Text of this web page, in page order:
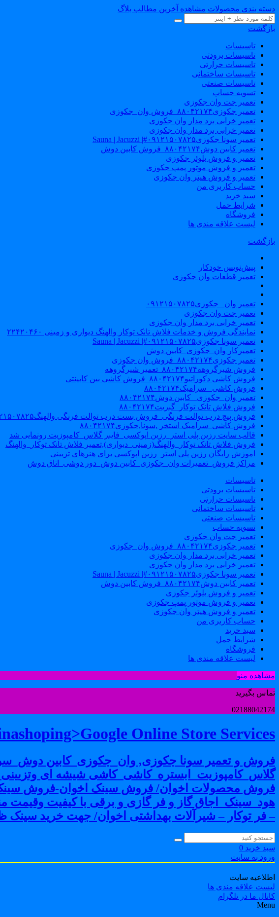
دسته بندی محصولات مشاهده آخرین مطالب بلاگ
بازگشت
تاسیسات
تاسیسات برودتی
تاسیسات حرارتی
تاسیسات ساختمانی
تاسیسات صنعتی
تسویه حساب
تعمیر جت وان جکوزی
تعمیر جکوزی۸۸۰۴۲۱۷۴_فروش وان_جکوزی
تعمیر خرابی برد مدار وان جکوزی
تعمیر خرابی برد مدار وان جکوزی
تعمیر سونا جکوزی۰۹۱۲۱۵۰۷۸۲۵#| Sauna | Jacuzzi
تعمیر کابین دوش۸۸۰۴۲۱۷۴_فروش کابین دوش
تعمیر و فروش بلوئر جکوزی
تعمیر و فروش موتور پمپ جکوزی
تعمیر و فروش هیتر وان جکوزی
حساب کاربری من
سبد خرید
شرایط حمل
فروشگاه
لیست علاقه مندی ها
بازگشت
پیش‌نویس خودکار
تعمیر قطعات وان جکوزی
تعمیر وان _جکوزی۰۹۱۲۱۵۰۷۸۲۵
تعمیر جت وان جکوزی
تعمیر خرابی برد مدار وان جکوزی
نمایندگی فروش و خدمات فلاش تانک توکار والهنگ دیواری و زمینی ۲۲۴۲۰۴۶۰
تعمیر سونا جکوزی۰۹۱۲۱۵۰۷۸۲۵#| Sauna | Jacuzzi
تعمیرکار وان_جکوزی_کابین دوش
تعمیر جکوزی۸۸۰۴۲۱۷۴_فروش وان جکوزی
فروش شیرگروهه۸۸۰۴۲۱۷۴_تعمیر شیرگروهه
فروش کاشی دکوراتیو۸۸۰۴۲۱۷۴_فروش کاشی بین کابینتی
فروش کاشی _سرامیک۸۸۰۴۲۱۷۴
تعمیر وان_جکوزی_ کابین دوش۸۸۰۴۲۱۷۴
فروش فلاش تانک توکار_گبریت۸۸۰۴۲۱۷۴
فروش پیچ درب توالت فرنگی_فروش بست درب توالت فرنگی والهنگ۰۹۱۲۱۵۰۷۸۲۵
فروش کاشی_سرامیک استخر ,سونا,جکوزی۸۸۰۴۲۱۷۴
قالب سایت رزین پلی استر_رزین اپوکسی_فایبر گلاس_کامپوزیت رونمایی شد
فروش فلاش تانک توکار_والهنگ(زمینی_دیواری),تعمیر فلاش تانک توکار_والهنگ
اموزش رایگان رزین پلی استر_رزین اپوکسی برای هنرهای تزیینی
مراکز فروش_تعمیرات وان_جکوزی_کابین دوش_دور دوشی_اتاق دوش
تاسیسات
تاسیسات برودتی
تاسیسات حرارتی
تاسیسات ساختمانی
تاسیسات صنعتی
تسویه حساب
تعمیر جت وان جکوزی
تعمیر جکوزی۸۸۰۴۲۱۷۴_فروش وان_جکوزی
تعمیر خرابی برد مدار وان جکوزی
تعمیر خرابی برد مدار وان جکوزی
تعمیر سونا جکوزی۰۹۱۲۱۵۰۷۸۲۵#| Sauna | Jacuzzi
تعمیر کابین دوش۸۸۰۴۲۱۷۴_فروش کابین دوش
تعمیر و فروش بلوئر جکوزی
تعمیر و فروش موتور پمپ جکوزی
تعمیر و فروش هیتر وان جکوزی
حساب کاربری من
سبد خرید
شرایط حمل
فروشگاه
لیست علاقه مندی ها
مشاهده منو
تماس بگیرید
02188042174
Online Store Services
فروش و تعمیر سونا جکوزی, وان_جکوزی_کابین
گلاس_کامپوزیت_ابستره_کاشی_کاشی شیشه ای
فروش محصولات اخوان/ فروش سینک اخوان-فروش سینک
هود_سینک_اجاق گاز و فر گازی و برقی با کیفیت
– فر توکار – شیرآلات بهداشتی اخوان/ جهت خرید سینک
سبد خرید 0
ورود به سایت
اطلاعیه سایت
لیست علاقه مندی ها
کانال ما در تلگرام
Menu